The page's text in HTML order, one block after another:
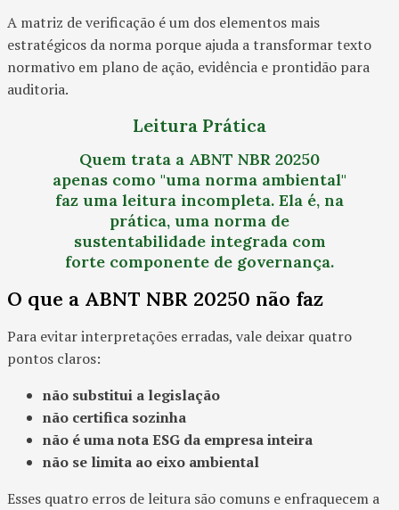
A matriz de verificação é um dos elementos mais
estratégicos da norma porque ajuda a transformar texto
normativo em plano de ação, evidência e prontidão para
auditoria.
Leitura Prática
Quem trata a ABNT NBR 20250
apenas como "uma norma ambiental"
faz uma leitura incompleta. Ela é, na
prática, uma norma de
sustentabilidade integrada com
forte componente de governança.
O que a ABNT NBR 20250 não faz
Para evitar interpretações erradas, vale deixar quatro
pontos claros:
não substitui a legislação
não certifica sozinha
não é uma nota ESG da empresa inteira
não se limita ao eixo ambiental
Esses quatro erros de leitura são comuns e enfraquecem a